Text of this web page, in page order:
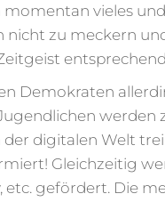
vieles
zu meckern
Demokraten
werden
digitalen Welt
Gleichzeitig
gefördert. Die